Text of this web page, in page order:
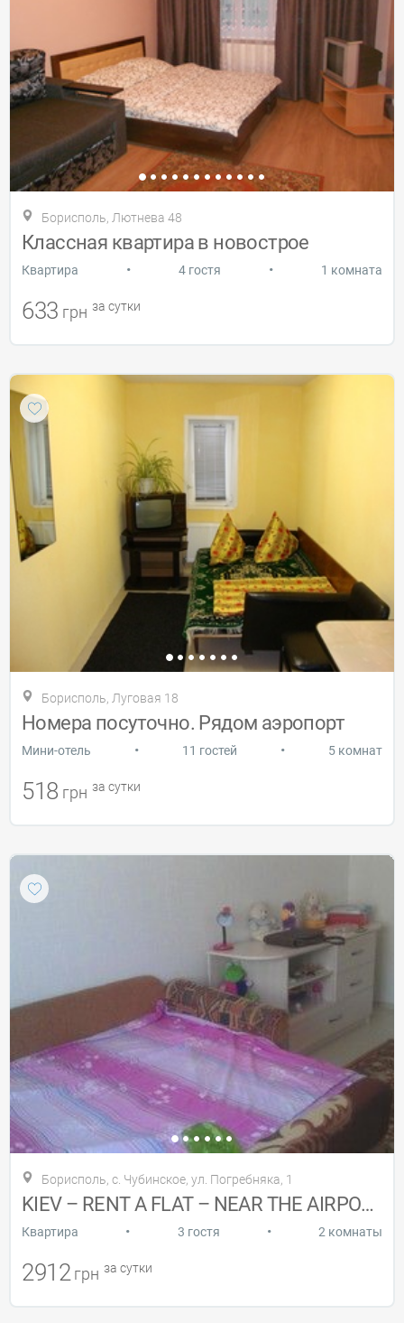
Борисполь, Лютнева 48
Классная квартира в новострое
Квартира • 4 гостя • 1 комната
633 грн за сутки
Борисполь, Луговая 18
Номера посуточно. Рядом аэропорт
Мини-отель • 11 гостей • 5 комнат
518 грн за сутки
Борисполь, с. Чубинское, ул. Погребняка, 1
KIEV – RENT A FLAT – NEAR THE AIRPORT
Квартира • 3 гостя • 2 комнаты
2912 грн за сутки